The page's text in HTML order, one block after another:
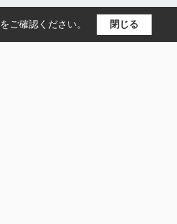
をご確認ください。 閉じる